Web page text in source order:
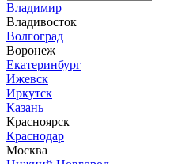
Владимир
Владивосток
Волгоград
Воронеж
Екатеринбург
Ижевск
Иркутск
Казань
Красноярск
Краснодар
Москва